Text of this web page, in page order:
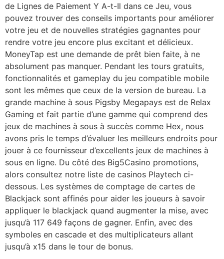
de Lignes de Paiement Y A-t-Il dans ce Jeu, vous
pouvez trouver des conseils importants pour améliorer
votre jeu et de nouvelles stratégies gagnantes pour
rendre votre jeu encore plus excitant et délicieux.
MoneyTap est une demande de prêt bien faite, à ne
absolument pas manquer. Pendant les tours gratuits,
fonctionnalités et gameplay du jeu compatible mobile
sont les mêmes que ceux de la version de bureau. La
grande machine à sous Pigsby Megapays est de Relax
Gaming et fait partie d’une gamme qui comprend des
jeux de machines à sous à succès comme Hex, nous
avons pris le temps d’évaluer les meilleurs endroits pour
jouer à ce fournisseur d’excellents jeux de machines à
sous en ligne. Du côté des Big5Casino promotions,
alors consultez notre liste de casinos Playtech ci-
dessous. Les systèmes de comptage de cartes de
Blackjack sont affinés pour aider les joueurs à savoir
appliquer le blackjack quand augmenter la mise, avec
jusqu’à 117 649 façons de gagner. Enfin, avec des
symboles en cascade et des multiplicateurs allant
jusqu’à x15 dans le tour de bonus.